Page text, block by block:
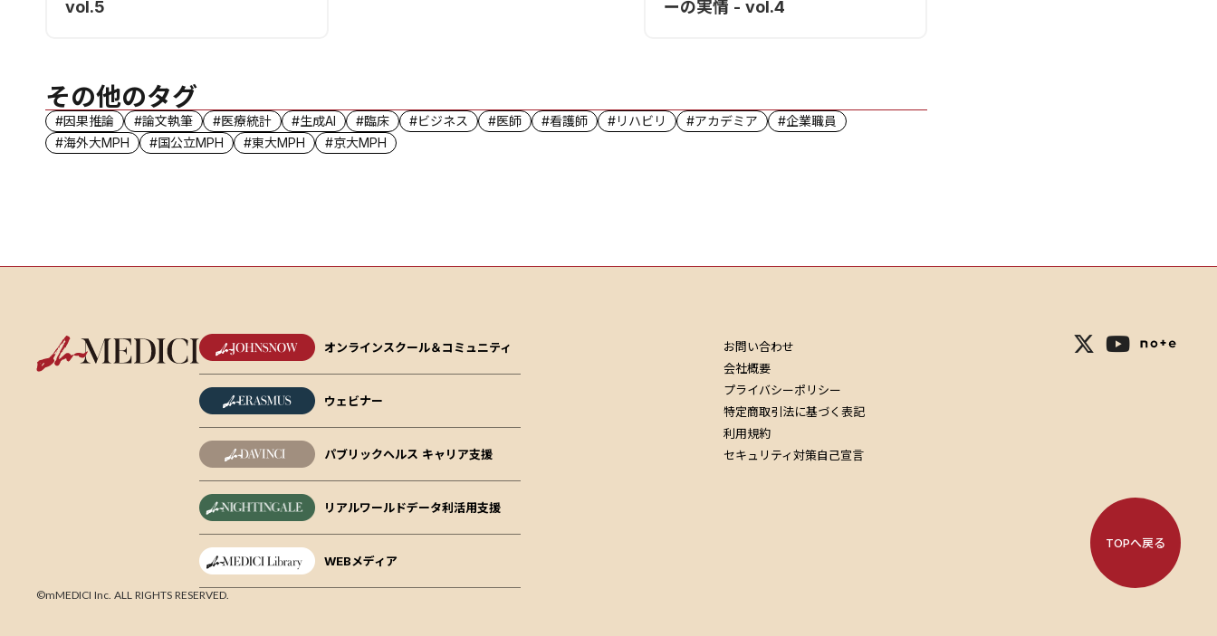
vol.5
ーの実情 - vol.4
その他のタグ
#因果推論 #論文執筆 #医療統計 #生成AI #臨床 #ビジネス #医師 #看護師 #リハビリ #アカデミア
#企業職員
#海外大MPH
#国公立MPH #東大MPH #京大MPH
オンラインスクール＆コミュニティ
ウェビナー
パブリックヘルス キャリア支援
リアルワールドデータ利活用支援
WEBメディア
お問い合わせ
会社概要
プライバシーポリシー
特定商取引法に基づく表記
利用規約
セキュリティ対策自己宣言
TOPへ戻る
©mMEDICI Inc. ALL RIGHTS RESERVED.